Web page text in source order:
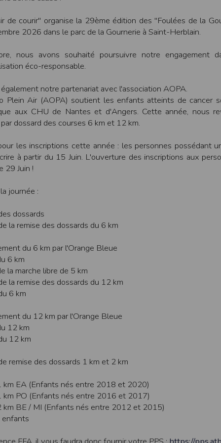
de courir" organise la 29ème édition des "Foulées de la
2026 dans le parc de la Gournerie à Saint-Herblain.
nous avons souhaité poursuivre notre engagement
éco-responsable.
notre partenariat avec l'association AOPA.
Plein Air (AOPA) soutient les enfants atteints de cancer
aux CHU de Nantes et d'Angers. Cette année, nous
dossard des courses 6 km et 12 km.
les inscriptions cette année : les personnes possédant
à partir du 15 Juin. L'ouverture des inscriptions aux
29 Juin !
journée :
dossards
la remise des dossards du 6 km
du 6 km par l'Orange Bleue
6 km
la marche libre de 5 km
la remise des dossards du 12 km
6 km
du 12 km par l'Orange Bleue
12 km
12 km
remise des dossards 1 km et 2 km
EA (Enfants nés entre 2018 et 2020)
PO (Enfants nés entre 2016 et 2017)
BE / MI (Enfants nés entre 2012 et 2015)
assistance technique vis à vis de l’utilisateur que ce soit par des
en cas d’impossibilité d’accès à ce site et/ou d’utilisation des
responsable des interruptions, et des conséquences qui peuvent en
et les limites d’Internet, et notamment reconnaît que :
sur les services accessibles par Internet et n’exerce aucun contrôle de
sur Internet ne sont pas protégées notamment contre les
ou confidentielle se fait à ses risques et périls.
sur Internet peuvent être réglementées en termes d’usage ou être
des données qu’il consulte, interroge et transfère sur Internet.
www.timepulse.run peuvent recevoir des offres des partenaires
et nos serveurs utilisent le protocole HTTPS qui crypte les
stockés en clair dans notre base de données mais sont cryptés
entre nos différents serveurs se font sur un réseau privé
la perte de votre session membre lorsque vous changez de page,
pages.
attentes nous vous invitons à paramétrer votre navigateur en tenant
Outils, puis sur Options Internet.
le menuOptions
et cliquez sur